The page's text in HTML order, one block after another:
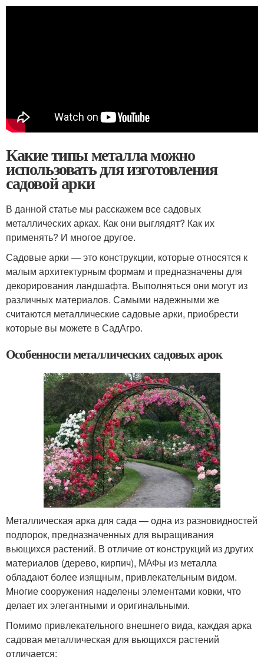
Какие типы металла можно
использовать для изготовления
садовой арки
В данной статье мы расскажем все садовых
металлических арках. Как они выглядят? Как их
применять? И многое другое.
Садовые арки — это конструкции, которые относятся к
малым архитектурным формам и предназначены для
декорирования ландшафта. Выполняться они могут из
различных материалов. Самыми надежными же
считаются металлические садовые арки, приобрести
которые вы можете в СадАгро.
Особенности металлических садовых арок
Металлическая арка для сада — одна из разновидностей
подпорок, предназначенных для выращивания
вьющихся растений. В отличие от конструкций из других
материалов (дерево, кирпич), МАФы из металла
обладают более изящным, привлекательным видом.
Многие сооружения наделены элементами ковки, что
делает их элегантными и оригинальными.
Помимо привлекательного внешнего вида, каждая арка
садовая металлическая для вьющихся растений
отличается: